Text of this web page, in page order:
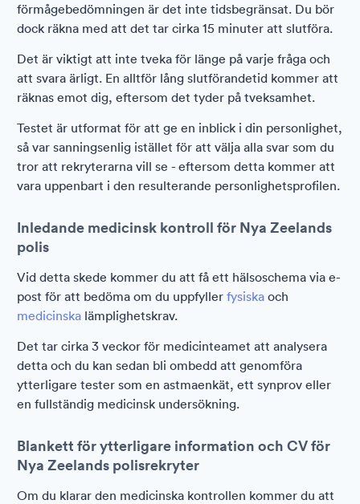
förmågebedömningen är det inte tidsbegränsat. Du bör
dock räkna med att det tar cirka 15 minuter att slutföra.
Det är viktigt att inte tveka för länge på varje fråga och
att svara ärligt. En alltför lång slutförandetid kommer att
räknas emot dig, eftersom det tyder på tveksamhet.
Testet är utformat för att ge en inblick i din personlighet,
så var sanningsenlig istället för att välja alla svar som du
tror att rekryterarna vill se - eftersom detta kommer att
vara uppenbart i den resulterande personlighetsprofilen.
Inledande medicinsk kontroll för Nya Zeelands
polis
Vid detta skede kommer du att få ett hälsoschema via e-
post för att bedöma om du uppfyller fysiska och
medicinska lämplighetskrav.
Det tar cirka 3 veckor för medicinteamet att analysera
detta och du kan sedan bli ombedd att genomföra
ytterligare tester som en astmaenkät, ett synprov eller
en fullständig medicinsk undersökning.
Blankett för ytterligare information och CV för
Nya Zeelands polisrekryter
Om du klarar den medicinska kontrollen kommer du att